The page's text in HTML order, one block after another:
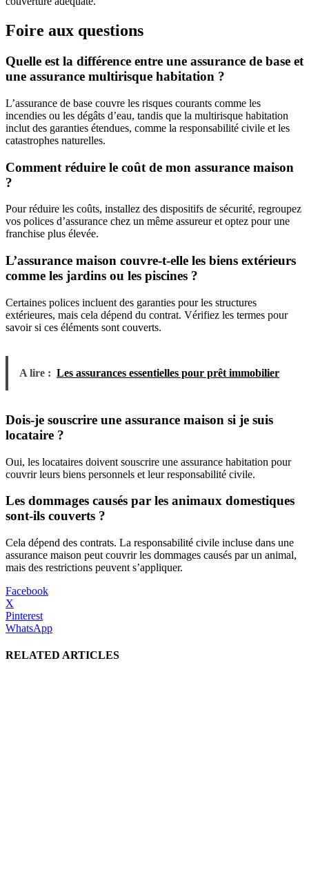
Foire aux questions
Quelle est la différence entre une assurance de base et
une assurance multirisque habitation ?
L’assurance de base couvre les risques courants comme les
incendies ou les dégâts d’eau, tandis que la multirisque habitation
inclut des garanties étendues, comme la responsabilité civile et les
catastrophes naturelles.
Comment réduire le coût de mon assurance maison
?
Pour réduire les coûts, installez des dispositifs de sécurité, regroupez
vos polices d’assurance chez un même assureur et optez pour une
franchise plus élevée.
L’assurance maison couvre-t-elle les biens extérieurs
comme les jardins ou les piscines ?
Certaines polices incluent des garanties pour les structures
extérieures, mais cela dépend du contrat. Vérifiez les termes pour
savoir si ces éléments sont couverts.
A lire : Les assurances essentielles pour prêt immobilier
Dois-je souscrire une assurance maison si je suis
locataire ?
Oui, les locataires doivent souscrire une assurance habitation pour
couvrir leurs biens personnels et leur responsabilité civile.
Les dommages causés par les animaux domestiques
sont-ils couverts ?
Cela dépend des contrats. La responsabilité civile incluse dans une
assurance maison peut couvrir les dommages causés par un animal,
mais des restrictions peuvent s’appliquer.
Facebook
X
Pinterest
WhatsApp
RELATED ARTICLES